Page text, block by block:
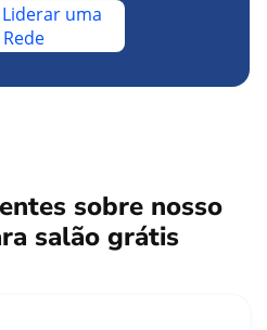
uma
Rede
sobre nosso
salão grátis